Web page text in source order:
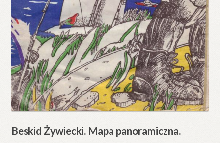
Beskid Żywiecki. Mapa panoramiczna.